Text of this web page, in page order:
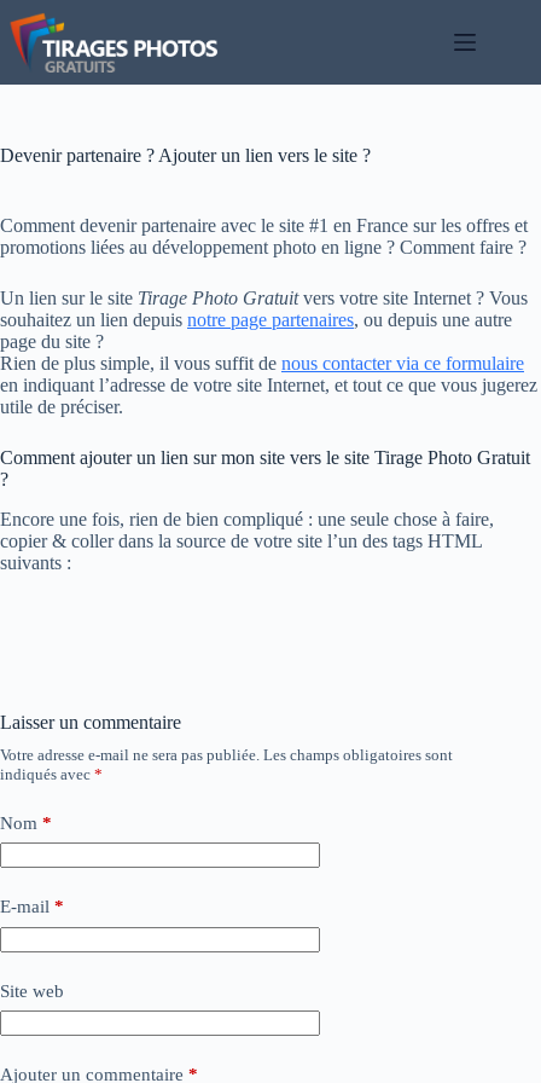
Passer
au
contenu
Devenir partenaire ? Ajouter un lien vers le site ?
Comment devenir partenaire avec le site #1 en France sur les offres et
promotions liées au développement photo en ligne ? Comment faire ?
Un lien sur le site Tirage Photo Gratuitvers votre site Internet ? Vous
souhaitez un lien depuis notre page partenaires, ou depuis une autre
page du site ?
Rien de plus simple, il vous suffit de nous contacter via ce formulaire
en indiquant l’adresse de votre site Internet, et tout ce que vous jugerez
utile de préciser.
Comment ajouter un lien sur mon site vers le site Tirage Photo Gratuit
?
Encore une fois, rien de bien compliqué : une seule chose à faire,
copier & coller dans la source de votre site l’un des tags HTML
suivants :
Laisser un commentaire
Votre adresse e-mail ne sera pas publiée. Les champs obligatoires sont
indiqués avec *
Nom *
E-mail *
Site web
Ajouter un commentaire *